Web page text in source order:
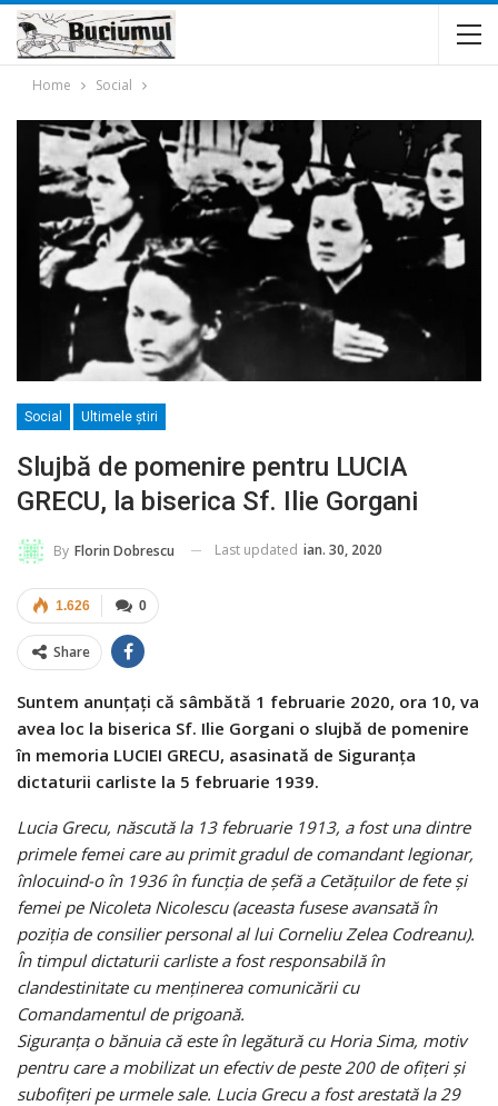
Home Social
Social Ultimele ştiri
Slujbă de pomenire pentru LUCIA
GRECU, la biserica Sf. Ilie Gorgani
By Florin Dobrescu Last updated ian. 30, 2020
0
1.626
Share
Suntem anunțați că sâmbătă 1 februarie 2020, ora 10, va
avea loc la biserica Sf. Ilie Gorgani o slujbă de pomenire
în memoria LUCIEI GRECU, asasinată de Siguranța
dictaturii carliste la 5 februarie 1939.
Lucia Grecu, născută la 13 februarie 1913, a fost una dintre
primele femei care au primit gradul de comandant legionar,
înlocuind-o în 1936 în funcția de șefă a Cetățuilor de fete și
femei pe Nicoleta Nicolescu (aceasta fusese avansată în
poziţia de consilier personal al lui Corneliu Zelea Codreanu).
În timpul dictaturii carliste a fost responsabilă în
clandestinitate cu menţinerea comunicării cu
Comandamentul de prigoană.
Siguranţa o bănuia că este în legătură cu Horia Sima, motiv
pentru care a mobilizat un efectiv de peste 200 de ofiţeri şi
subofiţeri pe urmele sale. Lucia Grecu a fost arestată la 29